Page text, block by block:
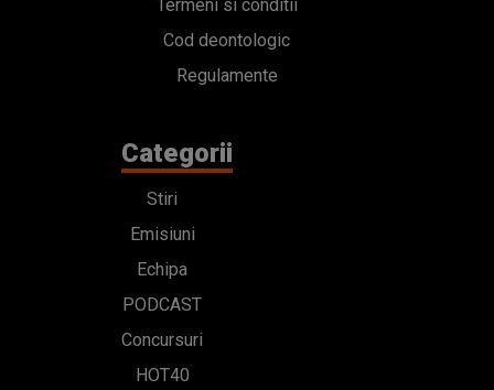
Termeni si conditii
Cod deontologic
Regulamente
Categorii
Stiri
Emisiuni
Echipa
PODCAST
Concursuri
HOT40